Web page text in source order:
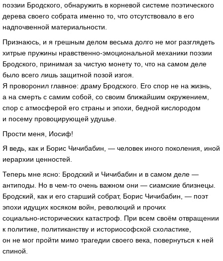
поэзии Бродского, обнаружить в корневой системе поэтического
дерева своего собрата именно то, что отсутствовало в его
надпочвенной материальности.
Признаюсь, и я грешным делом весьма долго не мог разглядеть
хитрые пружины нравственно-эмоциональной механики поэзии
Бродского, принимая за чистую монету то, что на самом деле
было всего лишь защитной позой изгоя.
Я проворонил главное: драму Бродского. Его спор не на жизнь,
а на смерть с самим собой, со своим ближайшим окружением,
спор с атмосферой его страны и эпохи, бедной кислородом
и посему провоцирующей удушье.
Прости меня, Иосиф!
Я ведь, как и Борис Чичибабин, — человек иного поколения, иной
иерархии ценностей.
Теперь мне ясно: Бродский и Чичибабин и в самом деле —
антиподы. Но в чем-то очень важном они — сиамские близнецы.
Бродский, как и его старший собрат, Борис Чичибабин, — поэт
эпохи идущих косяком войн, революций и прочих
социально-исторических катастроф. При всем своём отвращении
к политике, политиканству и историософской схоластике,
он не мог пройти мимо трагедии своего века, повернуться к ней
спиной.